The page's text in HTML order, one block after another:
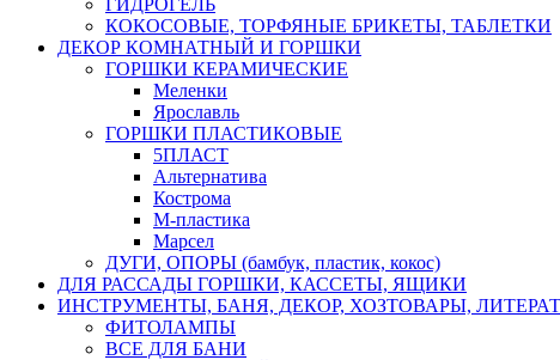
ГИДРОГЕЛЬ
КОКОСОВЫЕ, ТОРФЯНЫЕ БРИКЕТЫ, ТАБЛЕТКИ
ДЕКОР КОМНАТНЫЙ И ГОРШКИ
ГОРШКИ КЕРАМИЧЕСКИЕ
Меленки
Ярославль
ГОРШКИ ПЛАСТИКОВЫЕ
5ПЛАСТ
Альтернатива
Кострома
М-пластика
Марсел
ДУГИ, ОПОРЫ (бамбук, пластик, кокос)
ДЛЯ РАССАДЫ ГОРШКИ, КАССЕТЫ, ЯЩИКИ
ИНСТРУМЕНТЫ, БАНЯ, ДЕКОР, ХОЗТОВАРЫ,
ФИТОЛАМПЫ
ВСЕ ДЛЯ БАНИ